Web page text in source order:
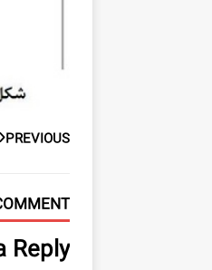
PREVIOUS
Reply